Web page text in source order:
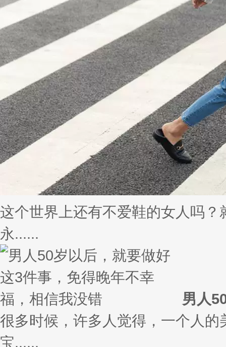
这个世界上还有不爱鞋的女人吗
永......
男人
很多时候，许多人觉得，一个人
宝......